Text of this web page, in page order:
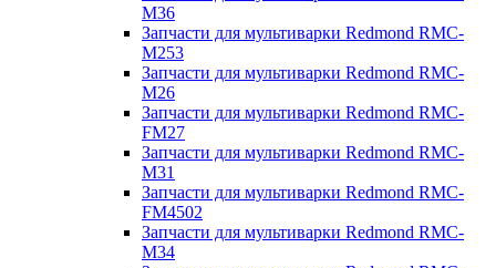
M36
Запчасти для мультиварки Redmond RMC-
M253
Запчасти для мультиварки Redmond RMC-
M26
Запчасти для мультиварки Redmond RMC-
FM27
Запчасти для мультиварки Redmond RMC-
M31
Запчасти для мультиварки Redmond RMC-
FM4502
Запчасти для мультиварки Redmond RMC-
M34